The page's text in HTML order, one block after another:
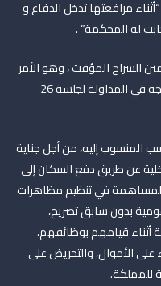
مرافعتها تدخل الدفاع و
له المحكمة” .
السراح المؤقت ، وهو الأمر
الذي عارضت فيه النيابة العامة ،وتم إدراجه في المداولة لجلسة 26
المنسوب إليه، من أجل جناية
عن طريق دفع السكان إلى
المساهمة في تنظيم مظاهرات
بدون سابق تصريح،
أثناء قيامهم بوظائفهم،
على الأموال، والتحريض على
للمملكة.